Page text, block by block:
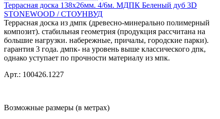
Террасная доска 138x26мм. 4/6м. МДПК Беленый дуб 3D
STONEWOOD / СТОУНВУД
Террасная доска из дмпк (древесно-минерально полимерный
композит). стабильная геометрия (продукция рассчитана на
большие нагрузки. набережные, причалы, городские парки).
гарантия 3 года. дмпк- на уровень выше классического дпк,
однако уступает по прочности материалу из мпк.
Арт.: 100426.1227
Возможные размеры (в метрах)